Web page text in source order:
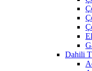
Dahili